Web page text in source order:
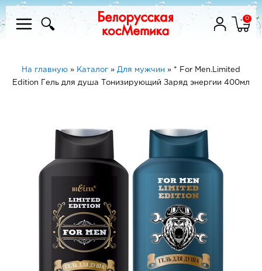
0
На главную » Каталог » Для мужчин » * For Men.Limited
Edition Гель для душа Тонизирующий Заряд энергии 400мл